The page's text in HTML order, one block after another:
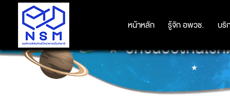
หน้าหลัก รู้จัก อพวช. บริ
หน้าหลัก รู้จัก อพวช. บริ
องค์การพิพิธภัณฑ์วิทยาศาสตร์แห่
วัคซีนป้องกันโรค